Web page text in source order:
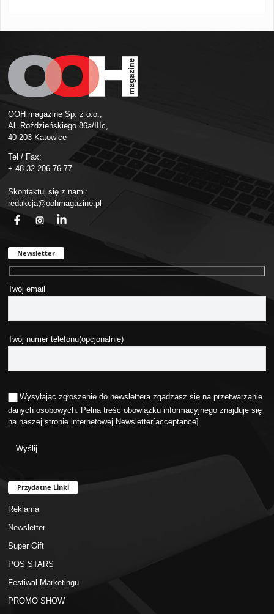
OOH magazine Sp. z o.o.,
Al. Roździeńskiego 86a/IIIc,
40-203 Katowice
Tel / Fax:
+ 48 32 206 76 77
Skontaktuj się z nami:
redakcja@oohmagazine.pl
Newsletter
Twój email
Twój numer telefonu(opcjonalnie)
Wysyłając zgłoszenie do newslettera zgadzasz się na przetwarzanie
danych osobowych. Pełna treść obowiązku informacyjnego znajduje się
na naszej stronie internetowej Newsletter[acceptance]
Przydatne Linki
Reklama
Newsletter
Super Gift
POS STARS
Festiwal Marketingu
PROMO SHOW